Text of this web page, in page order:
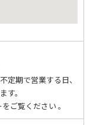
定期で営業する日、
す。
ご覧ください 。